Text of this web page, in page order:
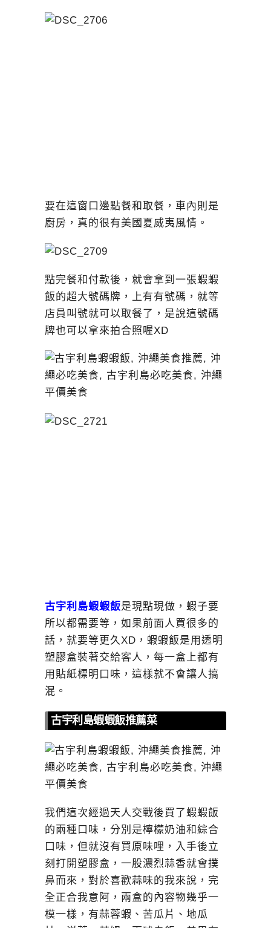
要在這窗口邊點餐和取餐，車內則是
廚房，真的很有美國夏威夷風情。
點完餐和付款後，就會拿到一張蝦蝦
飯的超大號碼牌，上有有號碼，就等
店員叫號就可以取餐了，是說這號碼
牌也可以拿來拍合照喔XD
古宇利島蝦蝦飯是現點現做，蝦子要
所以都需要等，如果前面人買很多的
話，就要等更久XD，蝦蝦飯是用透明
塑膠盒裝著交給客人，每一盒上都有
用貼紙標明口味，這樣就不會讓人搞
混。
古宇利島蝦蝦飯推薦菜
我們這次經過天人交戰後買了蝦蝦飯
的兩種口味，分別是檸檬奶油和綜合
口味，但就沒有買原味哩，入手後立
刻打開塑膠盒，一股濃烈蒜香就會撲
鼻而來，對於喜歡蒜味的我來說，完
全正合我意阿，兩盒的內容物幾乎一
模一樣，有蒜蓉蝦、苦瓜片、地瓜